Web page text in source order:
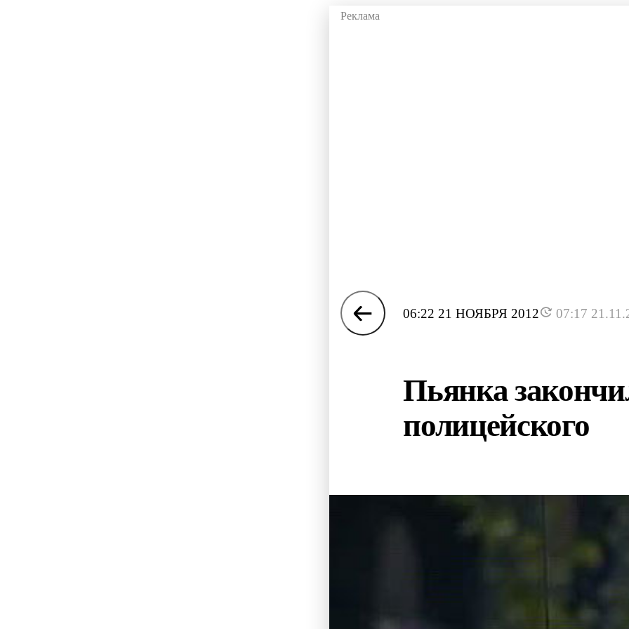
06:22 21 НОЯБРЯ 2012 07:17
Пьянка
полицейского